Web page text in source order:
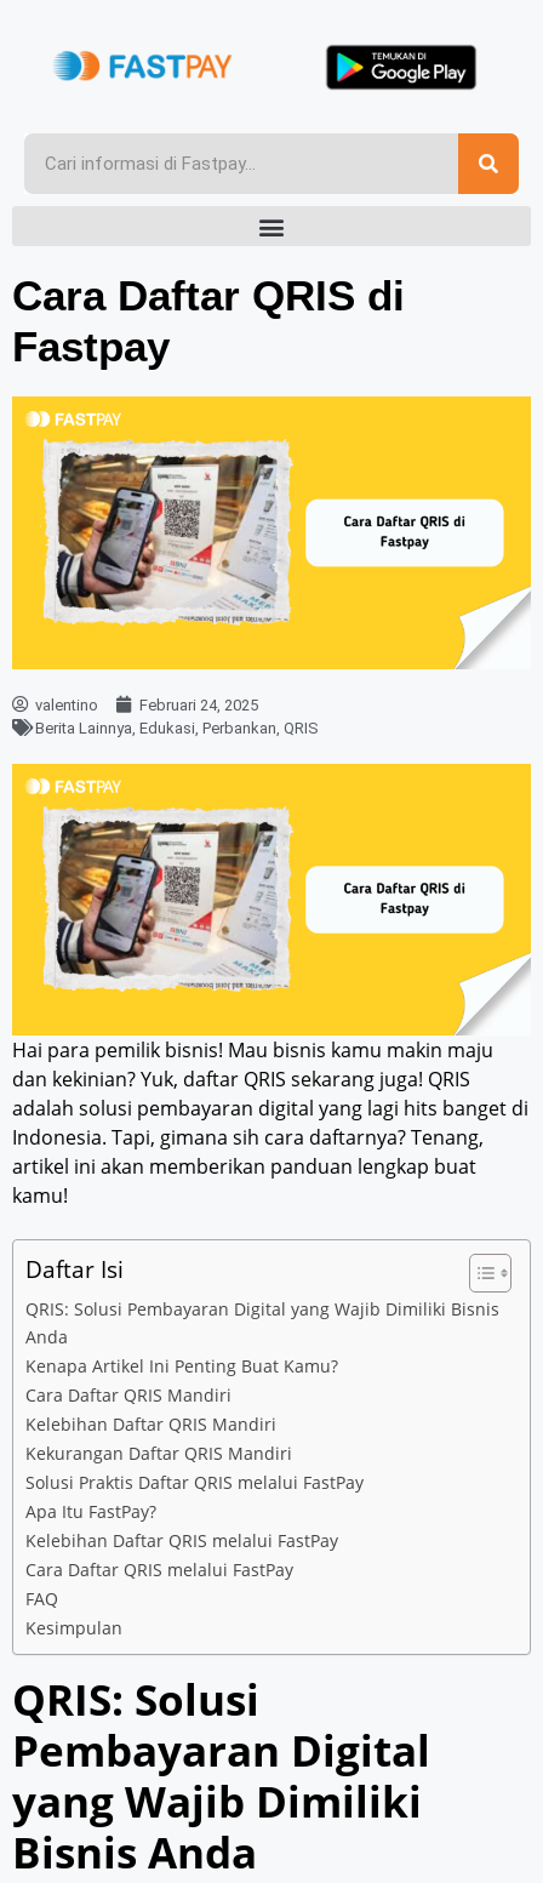
Cara Daftar QRIS di
Fastpay
valentino
Februari 24, 2025
Berita Lainnya Edukasi Perbankan QRIS
Hai para pemilik bisnis! Mau bisnis kamu makin maju
dan kekinian? Yuk, daftar QRIS sekarang juga! QRIS
adalah solusi pembayaran digital yang lagi hits banget di
Indonesia. Tapi, gimana sih cara daftarnya? Tenang,
artikel ini akan memberikan panduan lengkap buat
kamu!
Daftar Isi
QRIS: Solusi Pembayaran Digital yang Wajib Dimiliki Bisnis
Anda
Kenapa Artikel Ini Penting Buat Kamu?
Cara Daftar QRIS Mandiri
Kelebihan Daftar QRIS Mandiri
Kekurangan Daftar QRIS Mandiri
Solusi Praktis Daftar QRIS melalui FastPay
Apa Itu FastPay?
Kelebihan Daftar QRIS melalui FastPay
Cara Daftar QRIS melalui FastPay
FAQ
Kesimpulan
QRIS: Solusi
Pembayaran Digital
yang Wajib Dimiliki
Bisnis Anda